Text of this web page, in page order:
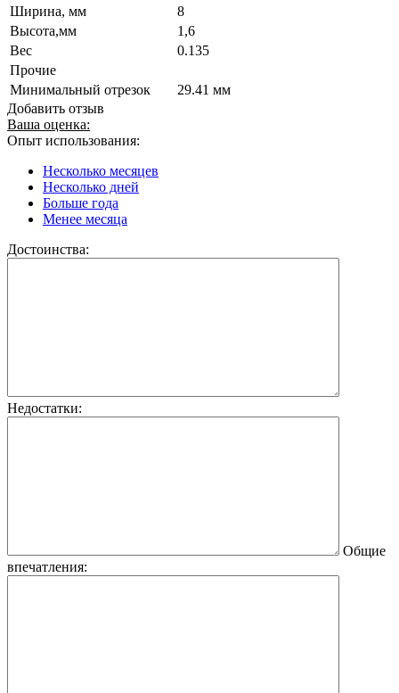
Ширина, мм
8
Высота,мм
1,6
Вес
0.135
Прочие
Минимальный отрезок
29.41 мм
Добавить отзыв
Ваша оценка:
Опыт использования:
Несколько месяцев
Несколько дней
Больше года
Менее месяца
Достоинства:
Недостатки:
Общие
впечатления: